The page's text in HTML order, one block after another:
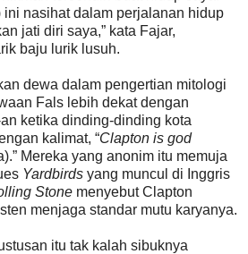
ini nasihat dalam perjalanan hidup
jati diri saya,” kata Fajar,
baju lurik lusuh.
dewa dalam pengertian mitologi
Fals lebih dekat dengan
ketika dinding-dinding kota
kalimat, “Clapton is god
Mereka yang anonim itu memuja
Yardbirds yang muncul di Inggris
Stone menyebut Clapton
menjaga standar mutu karyanya.
itu tak kalah sibuknya